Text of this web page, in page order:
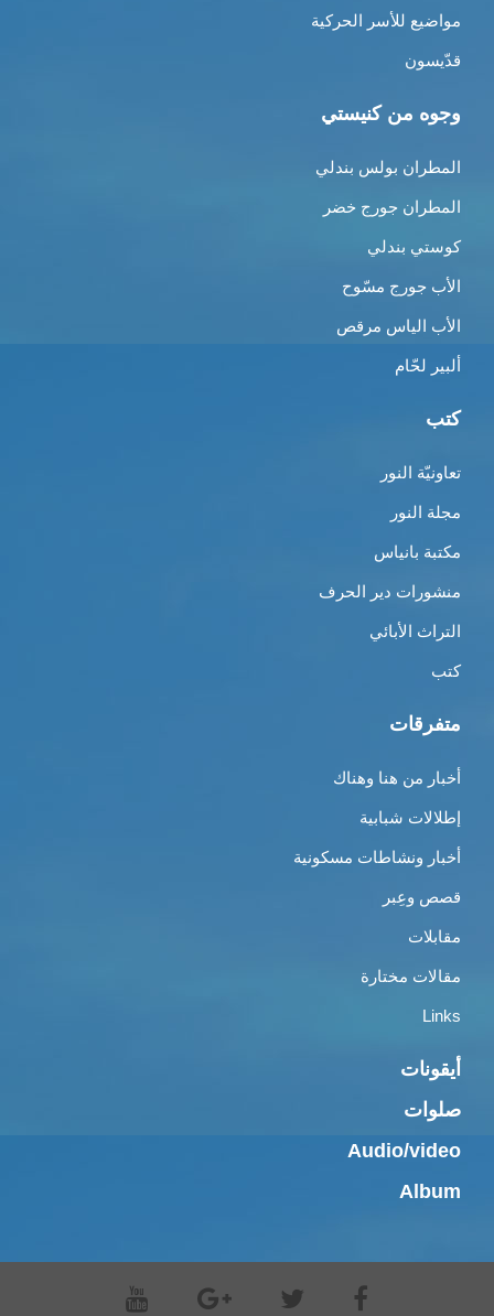
مواضيع للأسر الحركية
قدّيسون
وجوه من كنيستي
المطران بولس بندلي
المطران جورج خضر
كوستي بندلي
الأب جورج مسّوح
الأب الياس مرقص
ألبير لحّام
كتب
تعاونيّة النور
مجلة النور
مكتبة بانياس
منشورات دير الحرف
التراث الأبائي
كتب
متفرقات
أخبار من هنا وهناك
إطلالات شبابية
أخبار ونشاطات مسكونية
قصص وعِبر
مقابلات
مقالات مختارة
Links
أيقونات
صلوات
Audio/video
Album